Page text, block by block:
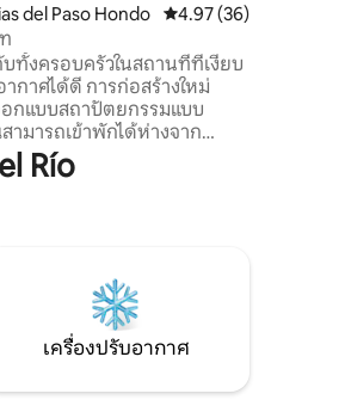
del Paso Hondo คะแนนเฉลี่ย 4.97 จาก
4.97 (36)
ทั้งครอบครัวในสถานที่ที่เงียบ
กาศได้ดี การก่อสร้างใหม่
กแบบสถาปัตยกรรมแบบ
มารถเข้าพักได้ห่างจาก
อากวัสกาเลียนเตส 11 นาทีโดย
สิ่งอำนวยความสะดวกครบ
ร้อมสระว่ายน้ำกลางแจ้งฝักบัว
องน้ำ เหมาะสำหรับครอบครัว
ณที่จะเพลิดเพลินกับการเข้า
Río
เครื่องปรับอากาศ